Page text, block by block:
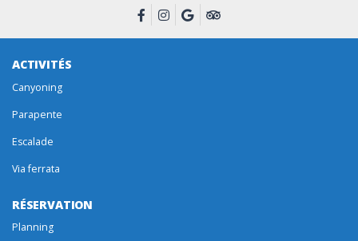
ACTIVITÉS
Canyoning
Parapente
Escalade
Via ferrata
RÉSERVATION
Planning